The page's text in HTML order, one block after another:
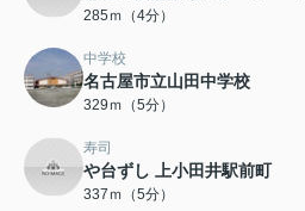
285ｍ（4分）
中学校
名古屋市立山田中学校
329ｍ（5分）
寿司
や台ずし 上小田井駅前町
337ｍ（5分）